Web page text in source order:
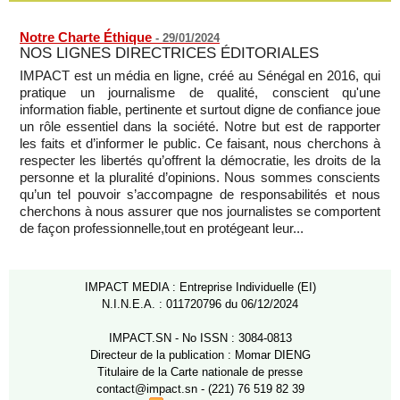
08/08/2026 -MOMO ALADJI
Notre Charte Éthique - 29/01/2024
NOS LIGNES DIRECTRICES ÉDITORIALES
IMPACT est un média en ligne, créé au Sénégal en 2016, qui
pratique un journalisme de qualité, conscient qu'une
information fiable, pertinente et surtout digne de confiance joue
un rôle essentiel dans la société. Notre but est de rapporter
les faits et d’informer le public. Ce faisant, nous cherchons à
respecter les libertés qu’offrent la démocratie, les droits de la
personne et la pluralité d’opinions. Nous sommes conscients
qu’un tel pouvoir s’accompagne de responsabilités et nous
cherchons à nous assurer que nos journalistes se comportent
de façon professionnelle,tout en protégeant leur...
IMPACT MEDIA : Entreprise Individuelle (EI)
N.I.N.E.A. : 011720796 du 06/12/2024
IMPACT.SN - No ISSN : 3084-0813
Directeur de la publication : Momar DIENG
Titulaire de la Carte nationale de presse
contact@impact.sn - (221) 76 519 82 39